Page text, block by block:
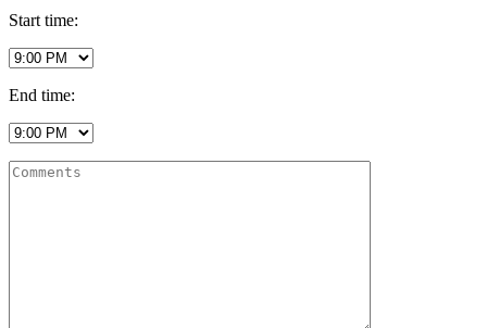
Start time:
End time: